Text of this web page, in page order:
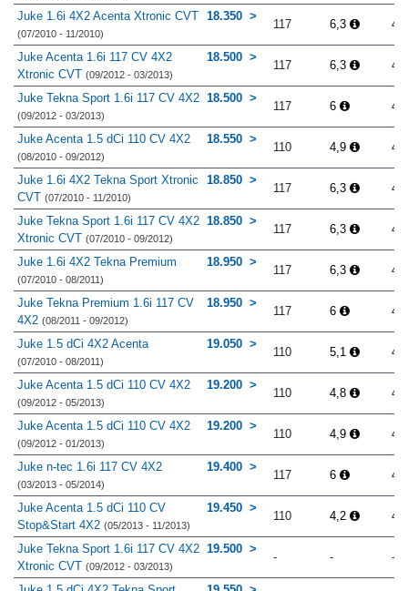
Juke 1.6i 4X2 Acenta Xtronic CVT
(07/2010 - 11/2010)
18.350
117 6,3
Juke Acenta 1.6i 117 CV 4X2
Xtronic CVT (09/2012 - 03/2013)
18.500
117 6,3
Juke Tekna Sport 1.6i 117 CV 4X2
(09/2012 - 03/2013)
18.500
117 6
Juke Acenta 1.5 dCi 110 CV 4X2
(08/2010 - 09/2012)
18.550
110 4,9
Juke 1.6i 4X2 Tekna Sport Xtronic
CVT (07/2010 - 11/2010)
18.850
117 6,3
Juke Tekna Sport 1.6i 117 CV 4X2
Xtronic CVT (07/2010 - 09/2012)
18.850
117 6,3
Juke 1.6i 4X2 Tekna Premium
(07/2010 - 08/2011)
18.950
117 6,3
Juke Tekna Premium 1.6i 117 CV
4X2 (08/2011 - 09/2012)
18.950
117 6
Juke 1.5 dCi 4X2 Acenta
(07/2010 - 08/2011)
19.050
110 5,1
Juke Acenta 1.5 dCi 110 CV 4X2
(09/2012 - 05/2013)
19.200
110 4,8
Juke Acenta 1.5 dCi 110 CV 4X2
(09/2012 - 01/2013)
19.200
110 4,9
Juke n-tec 1.6i 117 CV 4X2
(03/2013 - 05/2014)
19.400
117 6
Juke Acenta 1.5 dCi 110 CV
Stop&Start 4X2 (05/2013 - 11/2013)
19.450
110 4,2
Juke Tekna Sport 1.6i 117 CV 4X2
Xtronic CVT (09/2012 - 03/2013)
19.500
- - -